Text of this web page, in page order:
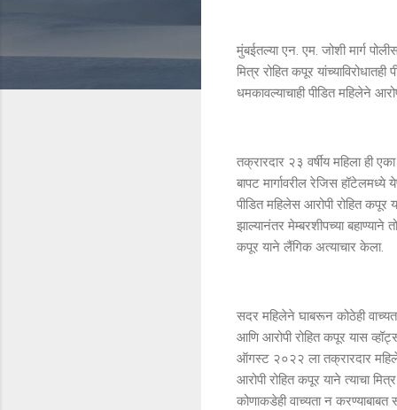
मुंबईतल्या एन. एम. जोशी मार्ग
मित्र रोहित कपूर
धमकावल्याचाही पीडित महिलेने
तक्रारदार २३ वर्षीय महिला ही
बापट मार्गावरील रेजिस
पीडित महिलेस आरोपी रोहित
झाल्यानंतर मेम्बरशीपच्या
कपूर याने लैंगिक अत्याचार केला.
सदर महिलेने घाबरून कोठेही
आणि आरोपी रोहित कपूर यास
ऑगस्ट २०२२ ला तक्रारदार महिलेने
आरोपी रोहित कपूर याने त्याचा
कोणाकडेही वाच्यता न